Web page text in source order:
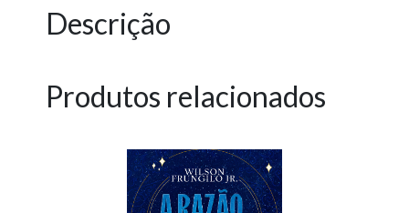
Descrição
Produtos relacionados